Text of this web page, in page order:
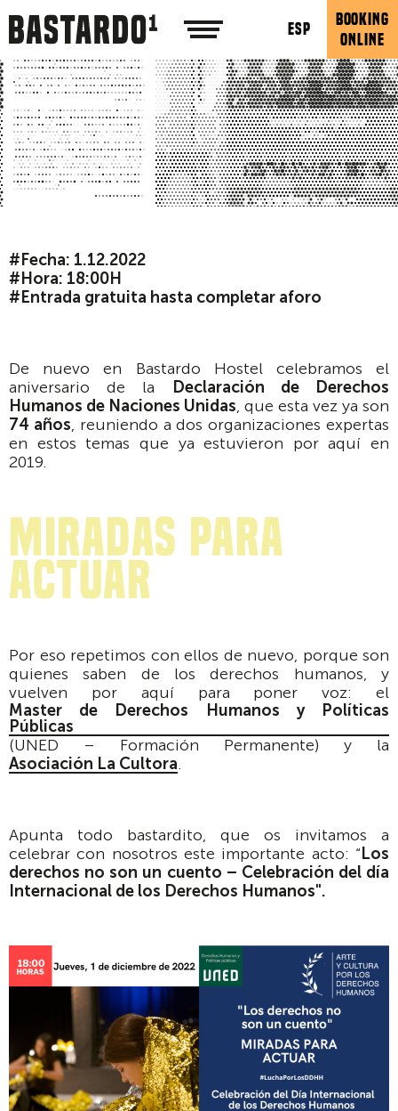
ESP
BOOKING
ONLINE
#Fecha: 1.12.2022
#Hora: 18:00H
#Entrada gratuita hasta completar aforo
De nuevo en Bastardo Hostel celebramos el
aniversario de la
Declaración de Derechos
Humanos de Naciones Unidas, que esta vez ya son
74 años, reuniendo a dos organizaciones expertas
en estos temas que ya estuvieron por aquí en
2019.
miradas para
actuar
Por eso repetimos con ellos de nuevo, porque son
quienes saben de los derechos humanos, y
vuelven por aquí para poner voz: el
Master de Derechos Humanos y Políticas
Públicas
(UNED – Formación Permanente) y la
Asociación La Cultora.
Apunta todo bastardito, que os invitamos a
celebrar con nosotros este importante acto: “ Los
derechos no son un cuento – Celebración del día
Internacional de los Derechos Humanos".